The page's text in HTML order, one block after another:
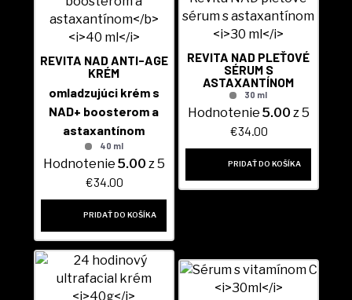
REVITA NAD ANTI-AGE
KRÉM
omladzujúci krém s
NAD+ boosterom a
astaxantínom
40 ml
Hodnotenie 5.00 z 5
€34.00
PRIDAŤ DO KOŠÍKA
REVITA NAD PLEŤOVÉ
SÉRUM S
ASTAXANTÍNOM
30 ml
Hodnotenie 5.00 z 5
€34.00
PRIDAŤ DO KOŠÍKA